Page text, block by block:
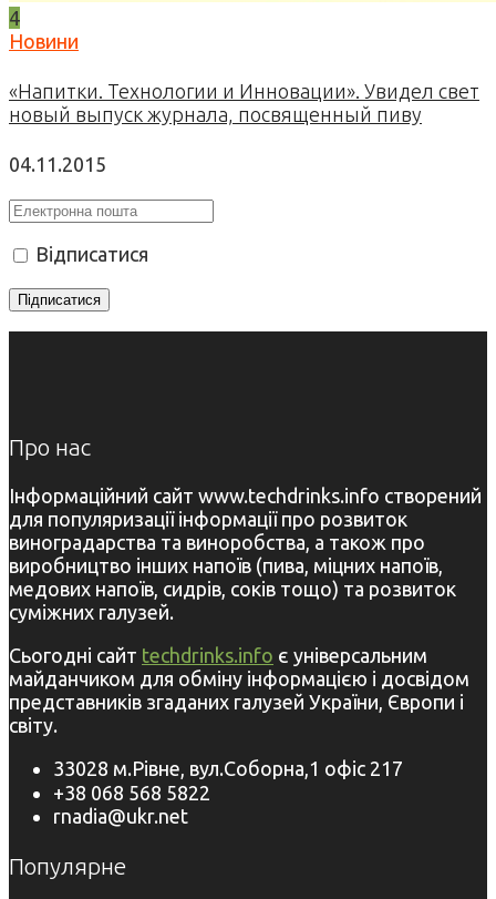
4
Новини
«Напитки. Технологии и Инновации». Увидел свет
новый выпуск журнала, посвященный пиву
04.11.2015
Відписатися
Про нас
Інформаційний сайт www.techdrinks.info створений
для популяризації інформації про розвиток
виноградарства та виноробства, а також про
виробництво інших напоїв (пива, міцних напоїв,
медових напоїв, сидрів, соків тощо) та розвиток
суміжних галузей.
Сьогодні сайт techdrinks.info є універсальним
майданчиком для обміну інформацією і досвідом
представників згаданих галузей України, Європи і
світу.
33028 м.Рівне, вул.Соборна,1 офіс 217
+38 068 568 5822
rnadia@ukr.net
Популярне